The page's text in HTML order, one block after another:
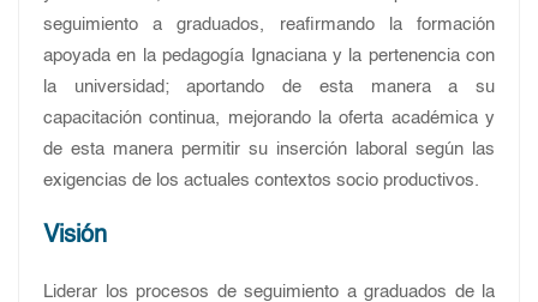
seguimiento a graduados, reafirmando la formación
apoyada en la pedagogía Ignaciana y la pertenencia con
la universidad; aportando de esta manera a su
capacitación continua, mejorando la oferta académica y
de esta manera permitir su inserción laboral según las
exigencias de los actuales contextos socio productivos.
Visión
Liderar los procesos de seguimiento a graduados de la